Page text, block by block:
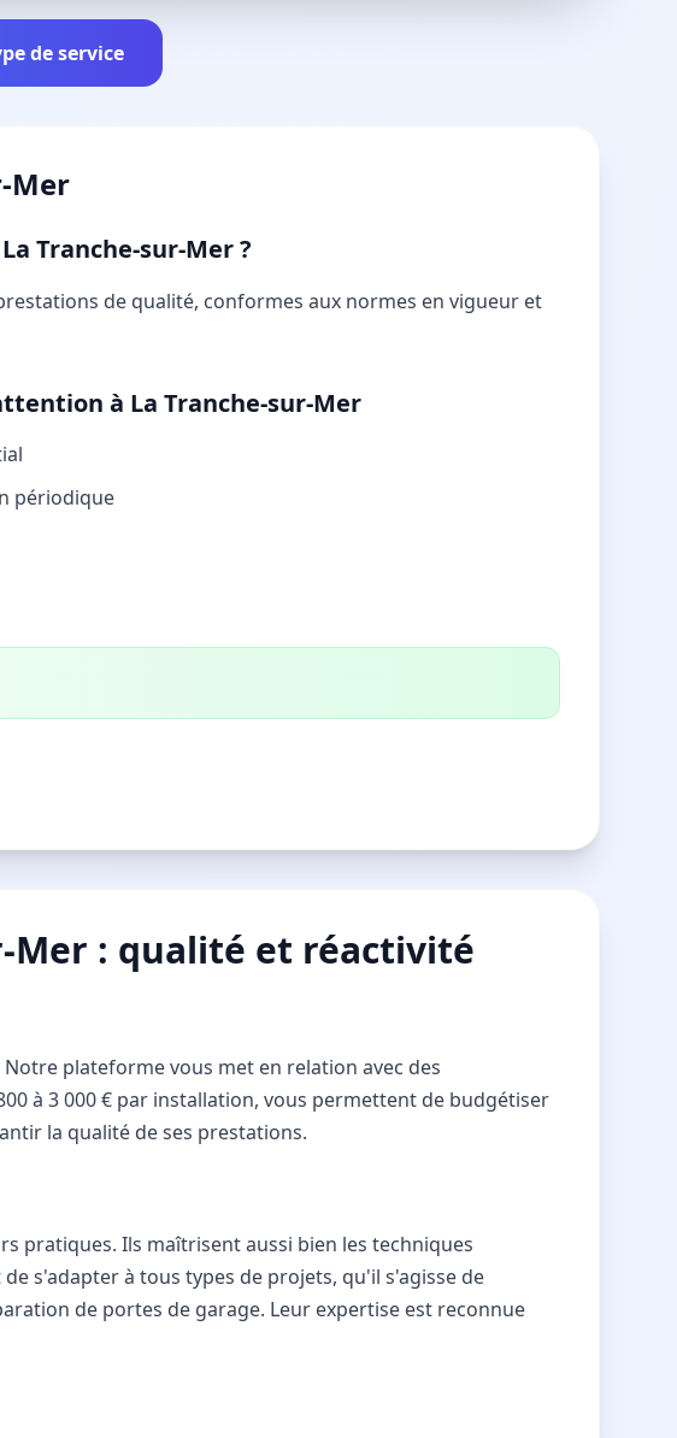
de service
Mer
Tranche-sur-Mer ?
de qualité, conformes aux normes en vigueur et
à La Tranche-sur-Mer
périodique
Mer : qualité et réactivité
plateforme vous met en relation avec des
à 3 000 € par installation, vous permettent de budgétiser
la qualité de ses prestations.
pratiques. Ils maîtrisent aussi bien les techniques
s'adapter à tous types de projets, qu'il s'agisse de
de portes de garage. Leur expertise est reconnue